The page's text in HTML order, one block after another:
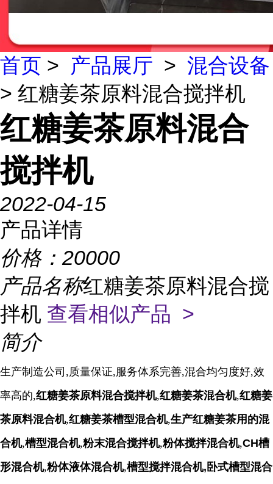
首页 > 产品展厅 > 混合设备
> 红糖姜茶原料混合搅拌机
红糖姜茶原料混合
搅拌机
2022-04-15
产品详情
价格： 20000
产品名称红糖姜茶原料混合搅
拌机 查看相似产品 >
简介
生产制造公司,质量保证,服务体系完善,混合均匀度好,效
率高的,红糖姜茶原料混合搅拌机,红糖姜茶混合机,红糖姜
茶原料混合机,红糖姜茶槽型混合机,生产红糖姜茶用的混
合机,槽型混合机,粉末混合搅拌机,粉体搅拌混合机,CH槽
形混合机,粉体液体混合机,槽型搅拌混合机,卧式槽型混合